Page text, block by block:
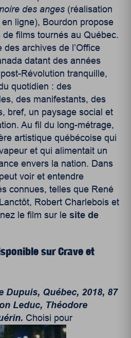
des anges (réalisation
ligne), Bourdon propose
de films tournés au Québec.
des archives de l’Office
datant des années
Révolution tranquille,
quotidien : des
des manifestants, des
bref, un paysage social et
Au fil du long-métrage,
artistique québécoise qui
et qui alimentait un
envers la nation. Dans
voir et entendre
connues, telles que René
Robert Charlebois et
le film sur lesite de
sur Crave et
Dupuis, Québec, 2018, 87
Leduc, Théodore
Choisi pour